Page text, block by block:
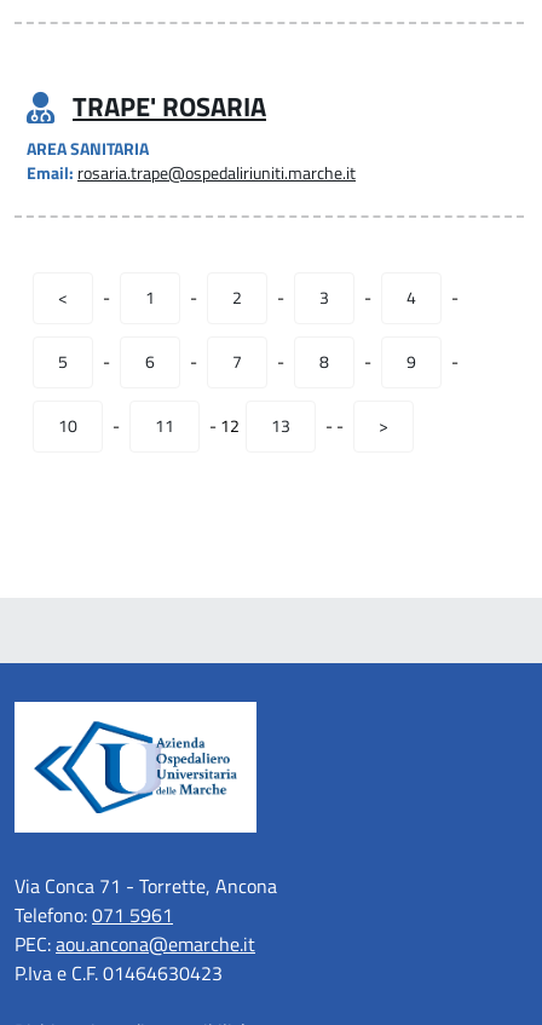
TRAPE' ROSARIA
AREA SANITARIA
Email: rosaria.trape@ospedaliriuniti.marche.it
< - 1 - 2 - 3 - 4 -
5 - 6 - 7 - 8 - 9 -
10 - 11 -12 13 -- >
Via Conca 71 - Torrette, Ancona
Telefono:071 5961
PEC:aou.ancona@emarche.it
P.Iva e C.F. 01464630423